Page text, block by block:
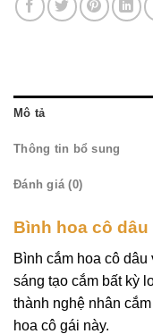
Mô tả
Thông tin bổ sung
Đánh giá (0)
Bình hoa cô
Bình cắm hoa cô
sáng tạo cắm bất kỳ
thành nghệ nhân
hoa cô gái này.